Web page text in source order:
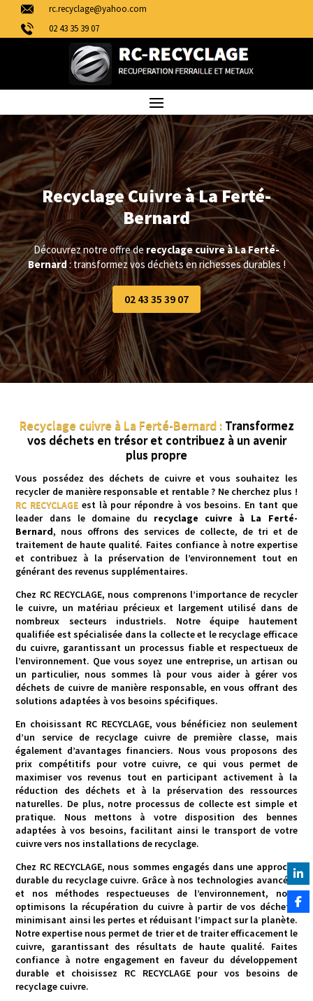
rc.recyclage@yahoo.com
02 43 35 39 07
Recyclage Cuivre à La Ferté-
Bernard
Découvrez notre offre de recyclage cuivre à La Ferté-
Bernard: transformez vos déchets en richesses durables !
02 43 35 39 07
Recyclage cuivre à La Ferté-Bernard : Transformez
vos déchets en trésor et contribuez à un avenir
plus propre
Vous possédez des déchets de cuivre et vous souhaitez les
recycler de manière responsable et rentable ? Ne cherchez plus !
RC RECYCLAGE est là pour répondre à vos besoins. En tant que
leader dans le domaine du recyclage cuivre à La Ferté-
Bernard, nous offrons des services de collecte, de tri et de
traitement de haute qualité. Faites confiance à notre expertise
et contribuez à la préservation de l’environnement tout en
générant des revenus supplémentaires.
Chez RC RECYCLAGE, nous comprenons l’importance de recycler
le cuivre, un matériau précieux et largement utilisé dans de
nombreux secteurs industriels. Notre équipe hautement
qualifiée est spécialisée dans la collecte et le recyclage efficace
du cuivre, garantissant un processus fiable et respectueux de
l’environnement. Que vous soyez une entreprise, un artisan ou
un particulier, nous sommes là pour vous aider à gérer vos
déchets de cuivre de manière responsable, en vous offrant des
solutions adaptées à vos besoins spécifiques.
En choisissant RC RECYCLAGE, vous bénéficiez non seulement
d’un service de recyclage cuivre de première classe, mais
également d’avantages financiers. Nous vous proposons des
prix compétitifs pour votre cuivre, ce qui vous permet de
maximiser vos revenus tout en participant activement à la
réduction des déchets et à la préservation des ressources
naturelles. De plus, notre processus de collecte est simple et
pratique. Nous mettons à votre disposition des bennes
adaptées à vos besoins, facilitant ainsi le transport de votre
cuivre vers nos installations de recyclage.
Chez RC RECYCLAGE, nous sommes engagés dans une approche
durable du recyclage cuivre. Grâce à nos technologies avancées
et nos méthodes respectueuses de l’environnement, nous
optimisons la récupération du cuivre à partir de vos déchets,
minimisant ainsi les pertes et réduisant l’impact sur la planète.
Notre expertise nous permet de trier et de traiter efficacement le
cuivre, garantissant des résultats de haute qualité. Faites
confiance à notre engagement en faveur du développement
durable et choisissez RC RECYCLAGE pour vos besoins de
recyclage cuivre.